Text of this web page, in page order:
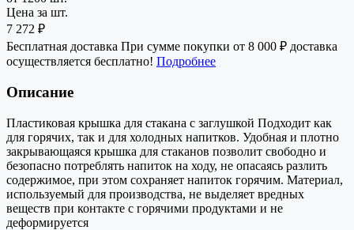
Цена за шт.
7 272 ₽
Бесплатная доставка При сумме покупки от 8 000 ₽ доставка
осуществляется бесплатно! Подробнее
Описание
Пластиковая крышка для стакана с заглушкой Подходит как
для горячих, так и для холодных напитков. Удобная и плотно
закрывающаяся крышка для стаканов позволит свободно и
безопасно потреблять напиток на ходу, не опасаясь разлить
содержимое, при этом сохраняет напиток горячим. Материал,
используемый для производства, не выделяет вредных
веществ при контакте с горячими продуктами и не
деформируется